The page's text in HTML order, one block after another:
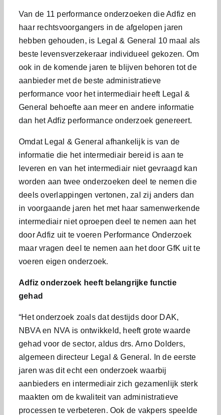
Van de 11 performance onderzoeken die Adfiz en
haar rechtsvoorgangers in de afgelopen jaren
hebben gehouden, is Legal & General 10 maal als
beste levensverzekeraar individueel gekozen. Om
ook in de komende jaren te blijven behoren tot de
aanbieder met de beste administratieve
performance voor het intermediair heeft Legal &
General behoefte aan meer en andere informatie
dan het Adfiz performance onderzoek genereert.
Omdat Legal & General afhankelijk is van de
informatie die het intermediair bereid is aan te
leveren en van het intermediair niet gevraagd kan
worden aan twee onderzoeken deel te nemen die
deels overlappingen vertonen, zal zij anders dan
in voorgaande jaren het met haar samenwerkende
intermediair niet oproepen deel te nemen aan het
door Adfiz uit te voeren Performance Onderzoek
maar vragen deel te nemen aan het door GfK uit te
voeren eigen onderzoek.
Adfiz onderzoek heeft belangrijke functie
gehad
“Het onderzoek zoals dat destijds door DAK,
NBVA en NVA is ontwikkeld, heeft grote waarde
gehad voor de sector, aldus drs. Arno Dolders,
algemeen directeur Legal & General. In de eerste
jaren was dit echt een onderzoek waarbij
aanbieders en intermediair zich gezamenlijk sterk
maakten om de kwaliteit van administratieve
processen te verbeteren. Ook de vakpers speelde